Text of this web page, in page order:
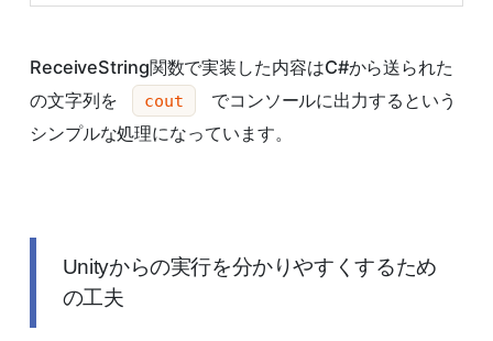
ReceiveString関数で実装した内容はC#から送られた
の文字列を
cout
でコンソールに出力するという
シンプルな処理になっています。
Unityからの実行を分かりやすくするため
の工夫